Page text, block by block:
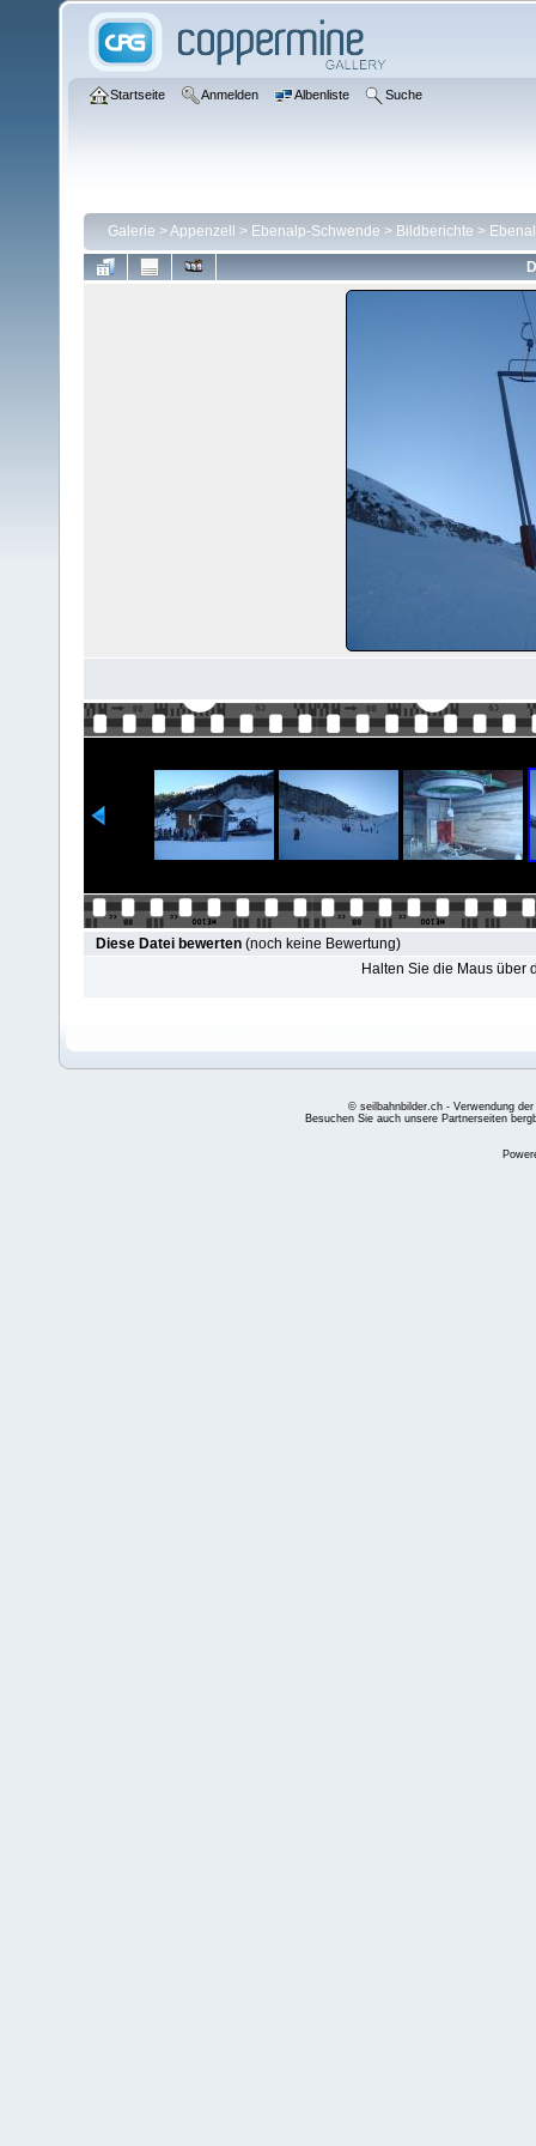
Startseite Anmelden Albenliste Suche
Galerie >Appenzell > Ebenalp-Schwende > Bildberichte >
Diese Datei bewerten (noch keine Bewertung)
Halten Sie die Maus über
© seilbahnbilder.ch - Verwendung
Besuchen Sie auch unsere Partnerseiten